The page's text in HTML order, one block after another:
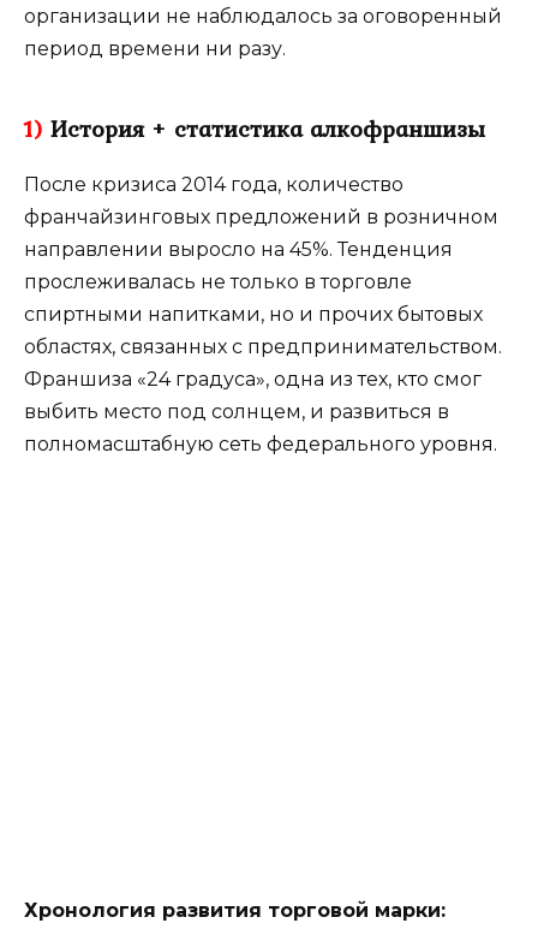
организации не наблюдалось за оговоренный
период времени ни разу.
1) История + статистика алкофраншизы
После кризиса 2014 года, количество
франчайзинговых предложений в розничном
направлении выросло на 45%. Тенденция
прослеживалась не только в торговле
спиртными напитками, но и прочих бытовых
областях, связанных с предпринимательством.
Франшиза «24 градуса», одна из тех, кто смог
выбить место под солнцем, и развиться в
полномасштабную сеть федерального уровня.
Хронология развития торговой марки: